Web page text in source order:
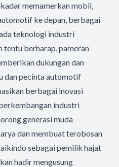
memamerkan mobil,
ke depan, berbagai
teknologi industri
berharap, pameran
dukungan dan
dan pecinta automotif
berbagai inovasi
industri
generasi muda
dan membuat terobosan
sebagai pemilik hajat
hadir mengusung